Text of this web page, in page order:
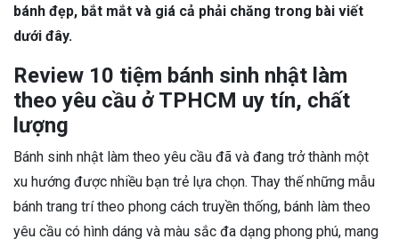
bánh đẹp, bắt mắt và giá cả phải chăng trong bài viết
dưới đây.
Review 10 tiệm bánh sinh nhật làm
theo yêu cầu ở TPHCM uy tín, chất
lượng
Bánh sinh nhật làm theo yêu cầu đã và đang trở thành một
xu hướng được nhiều bạn trẻ lựa chọn. Thay thế những mẫu
bánh trang trí theo phong cách truyền thống, bánh làm theo
yêu cầu có hình dáng và màu sắc đa dạng phong phú, mang